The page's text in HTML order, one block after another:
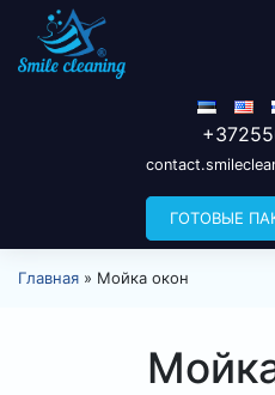
ГОТОВЫЕ
Главная » Мойка окон